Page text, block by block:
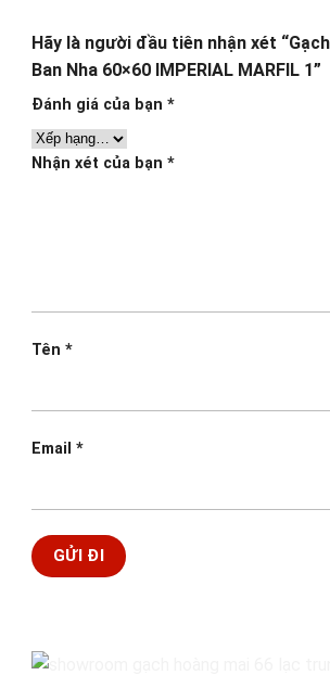
Hãy là người đầu tiên nhận xét
Ban Nha 60×60 IMPERIAL MARFIL 1”
Đánh giá của bạn *
Nhận xét của bạn *
Tên *
Email *